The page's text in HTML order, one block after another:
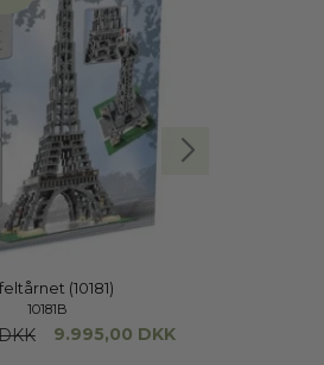
(10181)
10181B
9.995,00 DKK